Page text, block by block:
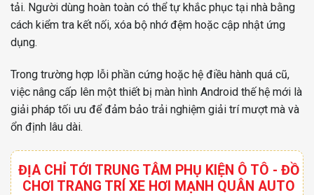
tải. Người dùng hoàn toàn có thể tự khắc phục tại nhà bằng
cách kiểm tra kết nối, xóa bộ nhớ đệm hoặc cập nhật ứng
dụng.
Trong trường hợp lỗi phần cứng hoặc hệ điều hành quá cũ,
việc nâng cấp lên một thiết bị màn hình Android thế hệ mới là
giải pháp tối ưu để đảm bảo trải nghiệm giải trí mượt mà và
ổn định lâu dài.
ĐỊA CHỈ TỚI TRUNG TÂM PHỤ KIỆN Ô TÔ - ĐỒ
CHƠI TRANG TRÍ XE HƠI MẠNH QUÂN AUTO